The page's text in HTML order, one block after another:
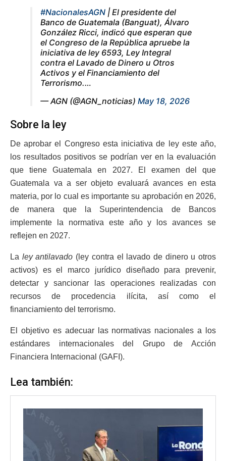
#NacionalesAGN | El presidente del
Banco de Guatemala (Banguat), Álvaro
González Ricci, indicó que esperan que
el Congreso de la República apruebe la
iniciativa de ley 6593, Ley Integral
contra el Lavado de Dinero u Otros
Activos y el Financiamiento del
Terrorismo.…
— AGN (@AGN_noticias) May 18, 2026
Sobre la ley
De aprobar el Congreso esta iniciativa de ley este año,
los resultados positivos se podrían ver en la evaluación
que tiene Guatemala en 2027. El examen del que
Guatemala va a ser objeto evaluará avances en esta
materia, por lo cual es importante su aprobación en 2026,
de manera que la Superintendencia de Bancos
implemente la normativa este año y los avances se
reflejen en 2027.
La ley antilavado (ley contra el lavado de dinero u otros
activos) es el marco jurídico diseñado para prevenir,
detectar y sancionar las operaciones realizadas con
recursos de procedencia ilícita, así como el
financiamiento del terrorismo.
El objetivo es adecuar las normativas nacionales a los
estándares internacionales del Grupo de Acción
Financiera Internacional (GAFI).
Lea también: